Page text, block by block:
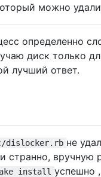
можно
определенно
диск только
лучший ответ.
dislocker.rb не
странно, вручную
install успешно